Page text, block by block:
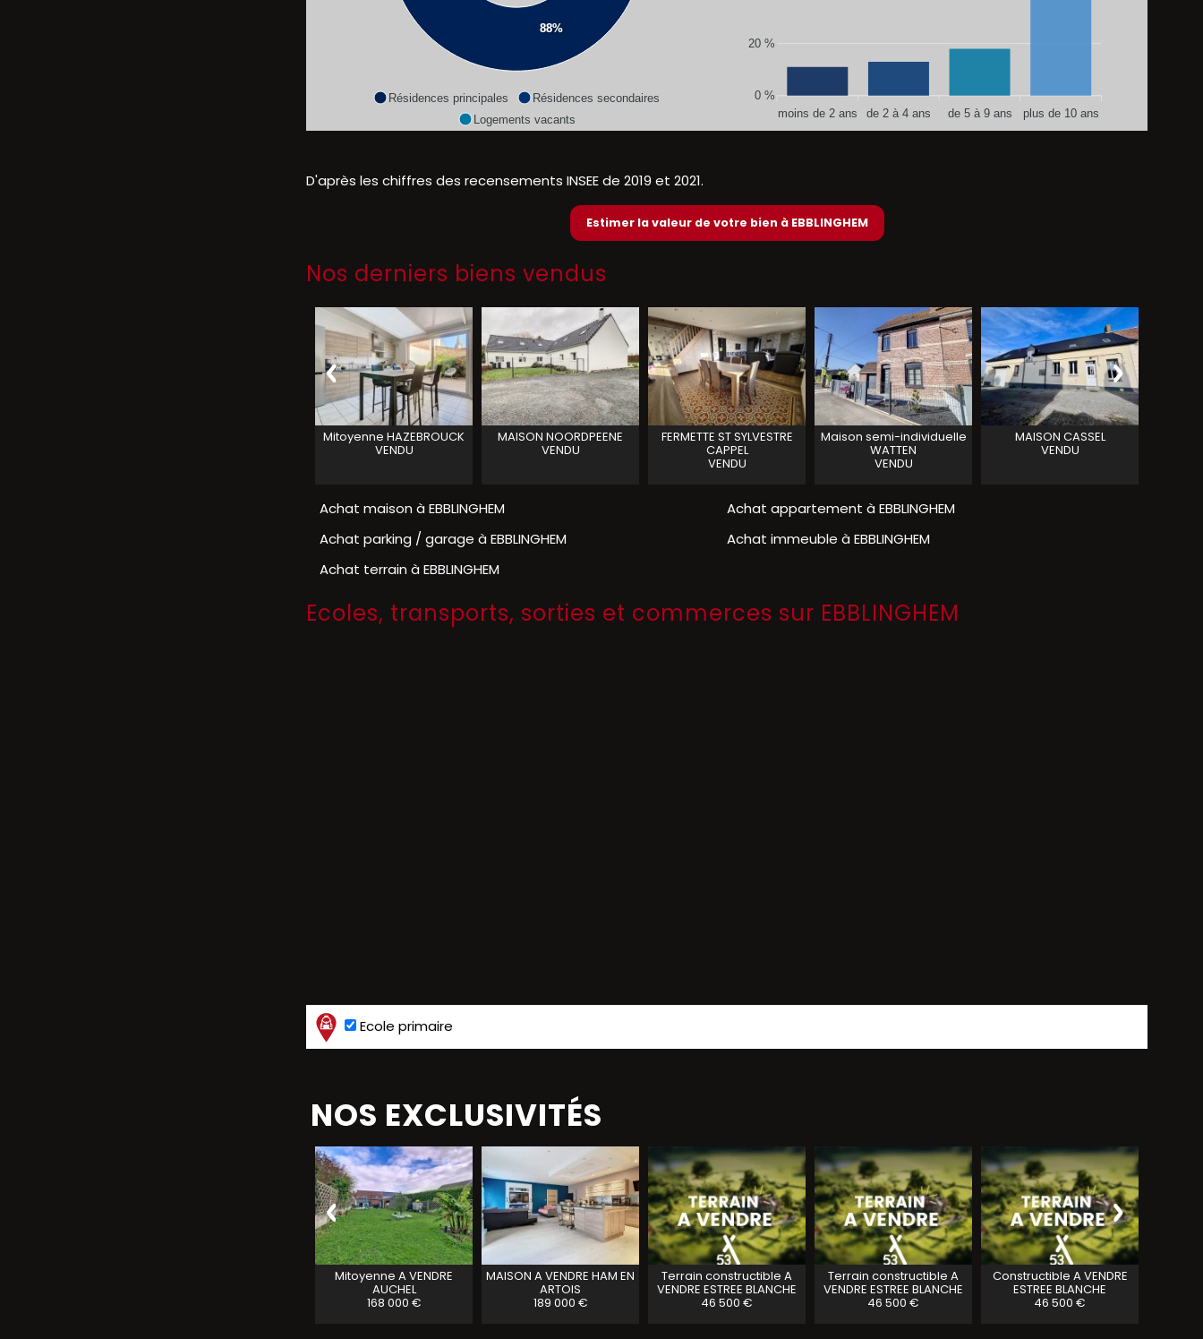
88%
Résidences principales
Résidences secondaires
Logements vacants
20 %
0 %
moins de 2 ans
de 2 à 4 ans de 5 à 9 ans plus de 10 ans
D'après les chiffres des recensements INSEE de 2019 et 2021.
Estimer la valeur de votre bien à EBBLINGHEM
Nos derniers biens vendus
Mitoyenne HAZEBROUCK
VENDU
MAISON NOORDPEENE
VENDU
FERMETTE ST SYLVESTRE
CAPPEL
VENDU
Maison semi-individuelle
WATTEN
VENDU
MAISON CASSEL
VENDU
Achat maison à EBBLINGHEM
Achat appartement à EBBLINGHEM
Achat parking / garage à EBBLINGHEM
Achat immeuble à EBBLINGHEM
Achat terrain à EBBLINGHEM
Ecoles, transports, sorties et commerces sur EBBLINGHEM
Ecole primaire
NOS EXCLUSIVITÉS
Mitoyenne A VENDRE
AUCHEL
168 000 €
MAISON A VENDRE HAM EN
ARTOIS
189 000 €
Terrain constructible A
VENDRE ESTREE BLANCHE
46 500 €
Terrain constructible A
VENDRE ESTREE BLANCHE
46 500 €
Constructible A VENDRE
ESTREE BLANCHE
46 500 €